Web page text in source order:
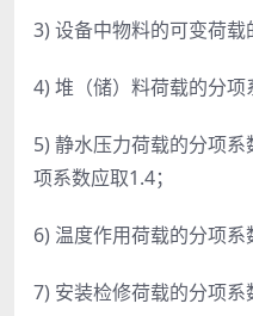
3) 设备中物料的可变荷载
4) 堆（储）料荷载的分项
5) 静水压力荷载的分项
项系数应取1.4；
6) 温度作用荷载的分项系
7) 安装检修荷载的分项系